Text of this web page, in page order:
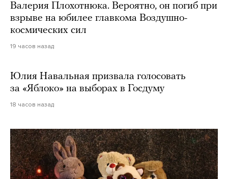
Валерия Плохотнюка. Вероятно, он погиб при
взрыве на юбилее главкома Воздушно-
космических сил
19 часов назад
Юлия Навальная призвала голосовать
за «Яблоко» на выборах в Госдуму
18 часов назад